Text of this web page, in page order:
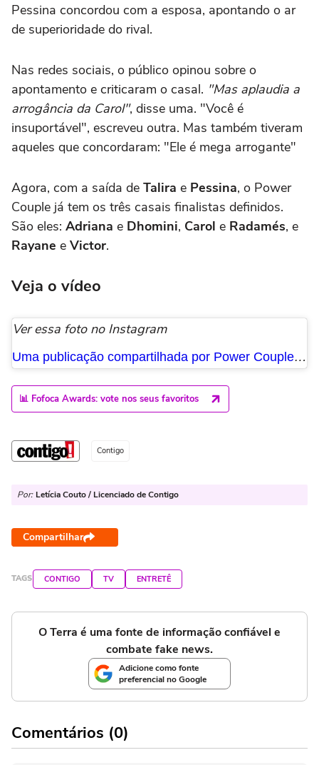
Pessina concordou com a esposa, apontando o ar
de superioridade do rival.
Nas redes sociais, o público opinou sobre o
apontamento e criticaram o casal. "Mas aplaudia a
arrogância da Carol", disse uma. "Você é
insuportável", escreveu outra. Mas também tiveram
aqueles que concordaram: "Ele é mega arrogante"
Agora, com a saída de Talira e Pessina, o Power
Couple já tem os três casais finalistas definidos.
São eles: Adriana e Dhomini, Carol e Radamés, e
Rayane e Victor.
Veja o vídeo
Ver essa foto no Instagram
Uma publicação compartilhada por Power Couple Brasil (@powercouplebrasil)
📊 Fofoca Awards: vote nos seus favoritos
Contigo
Por: Letícia Couto / Licenciado de Contigo
Compartilhar
TAGS CONTIGO TV ENTRETÊ
O Terra é uma fonte de informação confiável e
combate fake news.
Adicione como fonte
preferencial no Google
Comentários (0)